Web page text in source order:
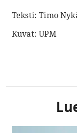
Teksti: Timo
Kuvat: UPM